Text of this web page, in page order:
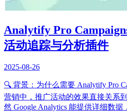
Analytify Pro
活动追踪与分析插件
2025-08-26
🔍 背景：为什么需要 Analytify Pro
营销中，推广活动的效果直接关系
然 Google Analytics 能提供详细数